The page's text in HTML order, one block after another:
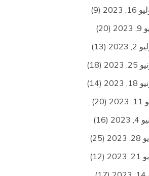
(9)
(20)
(13)
(18)
(14)
(20)
(16)
(25)
(12)